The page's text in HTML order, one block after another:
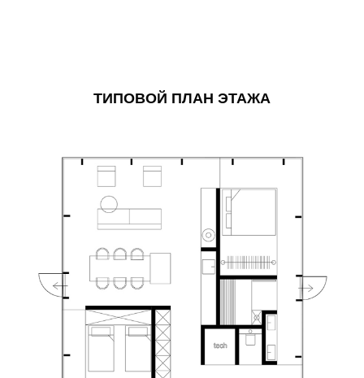
ТИПОВОЙ ПЛАН ЭТАЖА